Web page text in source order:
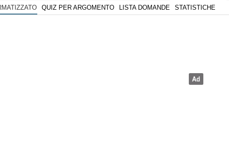
QUIZ PER ARGOMENTO LISTA DOMANDE STATISTICHE